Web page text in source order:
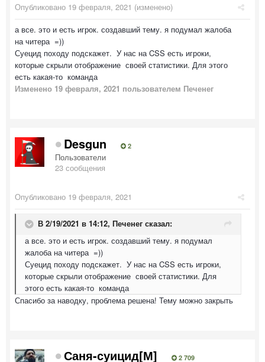
Опубликовано 19 февраля, 2021 (изменено)
а все. это и есть игрок. создавший тему. я подумал жалоба
на читера =))
Суецид походу подскажет. У нас на CSS есть игроки,
которые скрыли отображение своей статистики. Для этого
есть какая-то команда
Изменено 19 февраля, 2021 пользователем Печенег
Desgun 2
Пользователи
23 сообщения
Опубликовано 19 февраля, 2021
В 2/19/2021 в 14:12, Печенег сказал:
а все. это и есть игрок. создавший тему. я подумал
жалоба на читера =))
Суецид походу подскажет. У нас на CSS есть игроки,
которые скрыли отображение своей статистики. Для
этого есть какая-то команда
Спасибо за наводку, проблема решена! Тему можно закрыть
Саня-суицид[М] 2 709